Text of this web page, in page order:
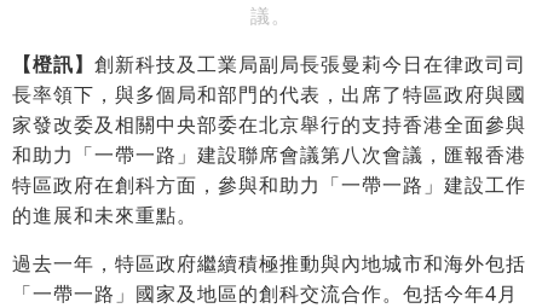
議。
【橙訊】 創新科技及工業局副局長張曼莉今日在律政司司
長率領下，與多個局和部門的代表，出席了特區政府與國
家發改委及相關中央部委在北京舉行的支持香港全面參與
和助力「一帶一路」建設聯席會議第八次會議，匯報香港
特區政府在創科方面，參與和助力「一帶一路」建設工作
的進展和未來重點。
過去一年，特區政府繼續積極推動與內地城市和海外包括
「一帶一路」國家及地區的創科交流合作。包括今年4月